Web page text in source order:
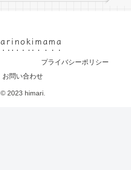
プライバシーポリシー
お問い合わせ
© 2023 himari.